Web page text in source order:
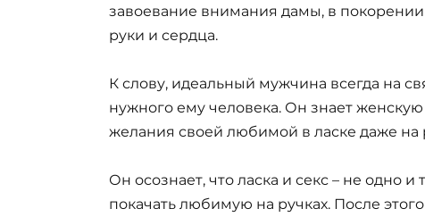
завоевание внимания дамы, в покорении
руки и сердца.
К слову, идеальный мужчина всегда на
нужного ему человека. Он знает
желания своей любимой в ласке даже на
Он осознает, что ласка и секс – не одно и
покачать любимую на ручках. После